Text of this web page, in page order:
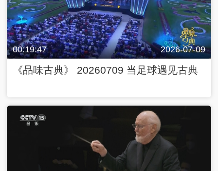
00:19:47 2026-07-09
《品味古典》 20260709 当足球遇见古典